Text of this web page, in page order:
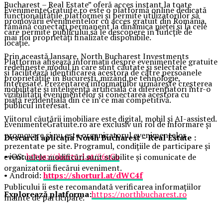
Bucharest – Real Estate” oferă acces instant la toate
funcționalitățile platformei și permite utilizatorilor să
rămână conectați permanent la dinamica pieței și la cele
mai noi proprietăți finalizate disponibile.
Prin această lansare, North Bucharest Investments
redefinește modul în care sunt căutate și selectate
proprietățile în București, mizând pe tehnologie,
mobilitate și inteligență artificială ca diferențiatori într-o
piață rezidențială din ce în ce mai competitivă.
Viitorul căutării imobiliare este digital, mobil și AI-assisted.
Descarcă aplicația North Bucharest – Real Estate :
• iOS:https://shorturl.at/56vCu
• Android:https://shorturl.at/dWC4f
Explorează platforma:https://northbucharest.ro
EvenimenteGratuite.ro este o platformă online dedicată
promovării evenimentelor cu acces gratuit din România,
care permite publicului să le descopere în funcție de
locație.
Platforma afișează informații despre evenimentele gratuite
și facilitează identificarea acestora de către persoanele
interesate. Prezentarea informațiilor urmărește creșterea
vizibilității evenimentelor și conectarea acestora cu
publicul interesat.
EvenimenteGratuite.ro are exclusiv un rol de informare și
promovare și nu este organizatorul evenimentelor
prezentate pe site. Programul, condițiile de participare și
eventualele modificări sunt stabilite și comunicate de
organizatorii fiecărui eveniment.
Publicului îi este recomandată verificarea informațiilor
înainte de participare.